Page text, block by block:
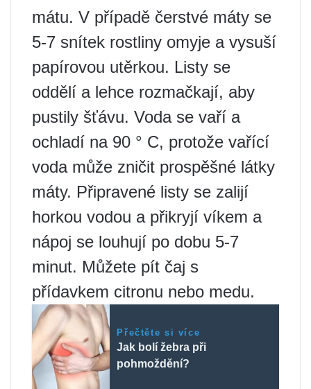
mátu. V případě čerstvé máty se
5-7 snítek rostliny omyje a vysuší
papírovou utěrkou. Listy se
oddělí a lehce rozmačkají, aby
pustily šťávu. Voda se vaří a
ochladí na 90 ° C, protože vařící
voda může zničit prospěšné látky
máty. Připravené listy se zalijí
horkou vodou a přikryjí víkem a
nápoj se louhují po dobu 5-7
minut. Můžete pít čaj s
přídavkem citronu nebo medu.
Přečtěte si více
Jak bolí žebra při
pohmoždění?